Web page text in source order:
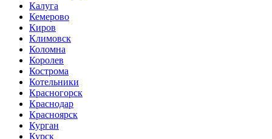
Калуга
Кемерово
Киров
Климовск
Коломна
Королев
Кострома
Котельники
Красногорск
Краснодар
Красноярск
Курган
Курск